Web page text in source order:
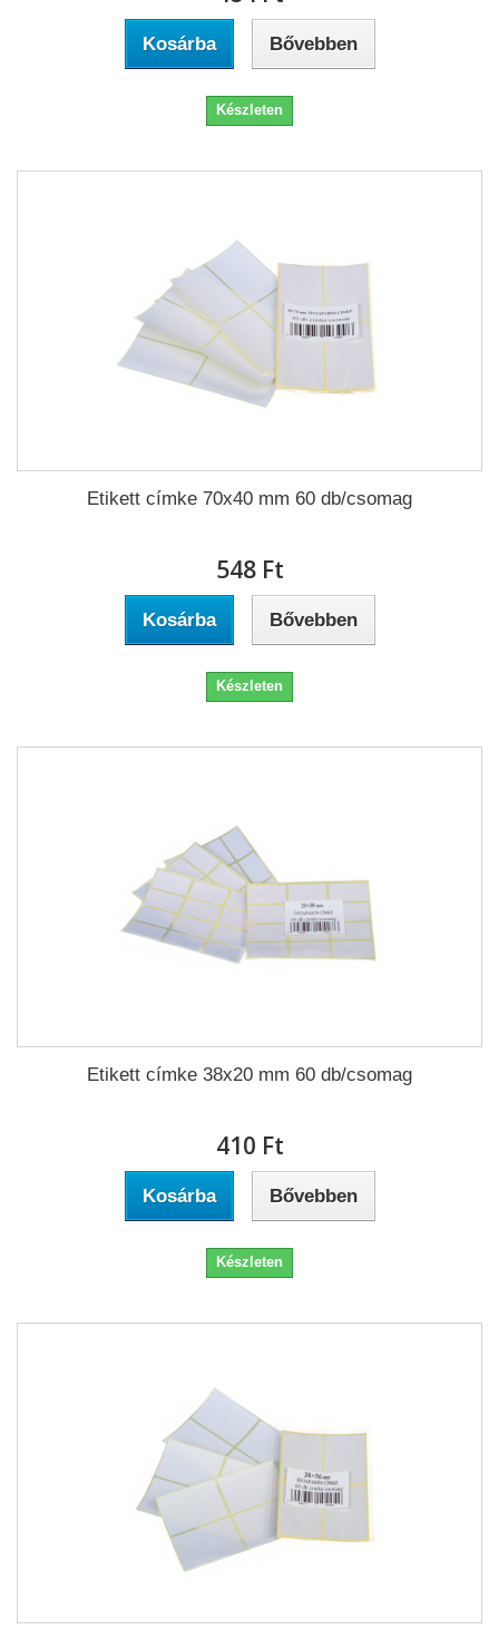
Kosárba Bővebben
Készleten
Etikett címke 70x40 mm 60 db/csomag
548 Ft‎
Kosárba Bővebben
Készleten
Etikett címke 38x20 mm 60 db/csomag
410 Ft‎
Kosárba Bővebben
Készleten